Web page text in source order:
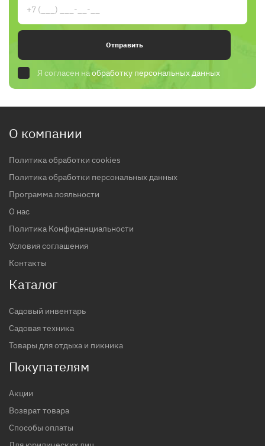
Отправить
Я согласен наобработку персональных данных
О компании
Политика обработки cookies
Политика обработки персональных данных
Программа лояльности
О нас
Политика Конфиденциальности
Условия соглашения
Контакты
Каталог
Садовый инвентарь
Садовая техника
Товары для отдыха и пикника
Покупателям
Акции
Возврат товара
Способы оплаты